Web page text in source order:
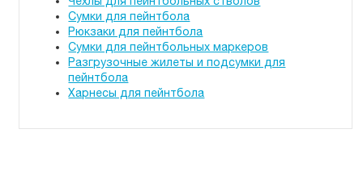
Сумки для пейнтбола
Рюкзаки для пейнтбола
Сумки для пейнтбольных маркеров
Разгрузочные жилеты и подсумки для
пейнтбола
Харнесы для пейнтбола